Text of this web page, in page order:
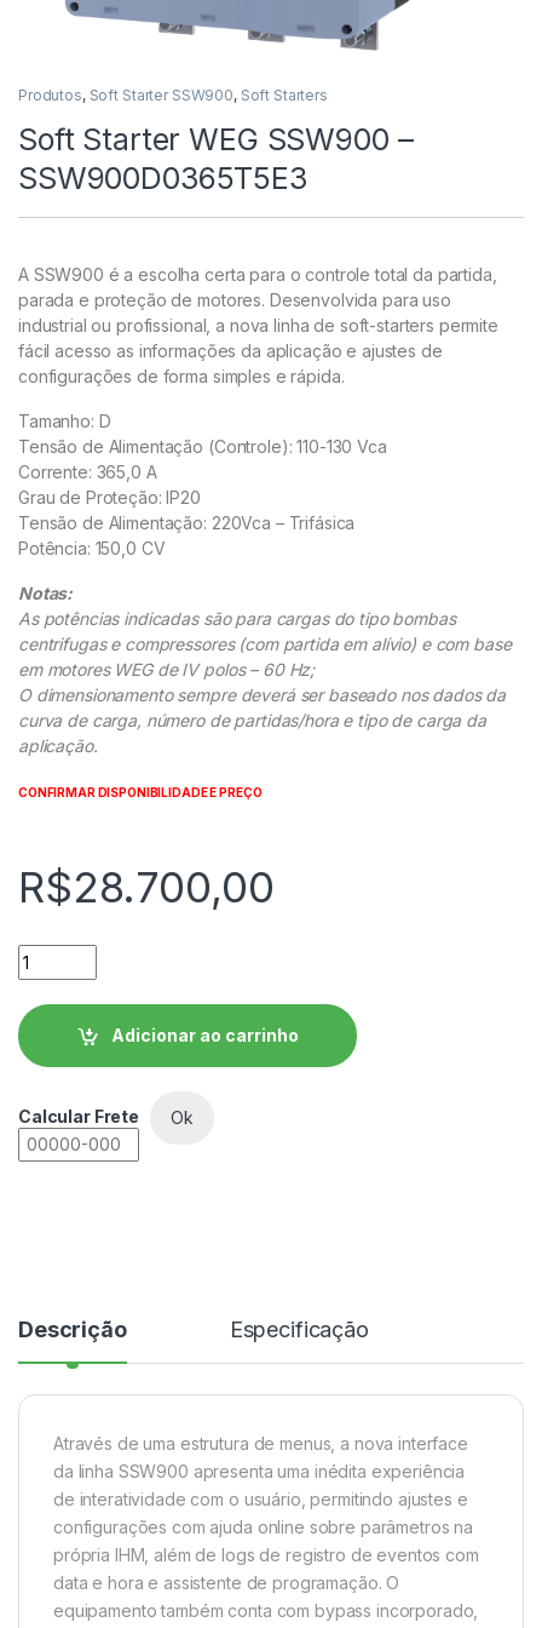
Produtos, Soft Starter SSW900, Soft Starters
Soft Starter WEG SSW900 –
SSW900D0365T5E3
A SSW900 é a escolha certa para o controle total da partida,
parada e proteção de motores. Desenvolvida para uso
industrial ou profissional, a nova linha de soft-starters permite
fácil acesso as informações da aplicação e ajustes de
configurações de forma simples e rápida.
Tamanho: D
Tensão de Alimentação (Controle): 110-130 Vca
Corrente: 365,0 A
Grau de Proteção: IP20
Tensão de Alimentação: 220Vca – Trifásica
Potência: 150,0 CV
Notas:
As potências indicadas são para cargas do tipo bombas
centrifugas e compressores (com partida em alívio) e com base
em motores WEG de IV polos – 60 Hz;
O dimensionamento sempre deverá ser baseado nos dados da
curva de carga, número de partidas/hora e tipo de carga da
aplicação.
CONFIRMAR DISPONIBILIDADE E PREÇO
R$28.700,00
Soft Starter WEG SSW900 - SSW900D0365T5E3 quantidade
Adicionar ao carrinho
Calcular Frete Ok
Descrição Especificação
Através de uma estrutura de menus, a nova interface
da linha SSW900 apresenta uma inédita experiência
de interatividade com o usuário, permitindo ajustes e
configurações com ajuda online sobre parâmetros na
própria IHM, além de logs de registro de eventos com
data e hora e assistente de programação. O
equipamento também conta com bypass incorporado,